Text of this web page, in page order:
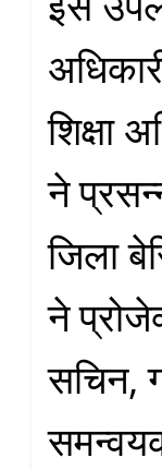
शिक्षा
ने
जिला
ने
सचिन,